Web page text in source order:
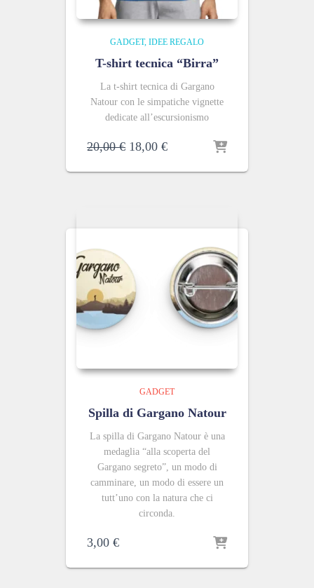
GADGET IDEE REGALO
T-shirt tecnica “Birra”
La t-shirt tecnica di Gargano
Natour con le simpatiche vignette
dedicate all’escursionismo
20,00€ Il
originale
18,00 €Il
attuale
GADGET
Spilla di Gargano Natour
La spilla di Gargano Natour è una
medaglia “alla scoperta del
Gargano segreto”, un modo di
camminare, un modo di essere un
tutt’uno con la natura che ci
circonda.
3,00 €